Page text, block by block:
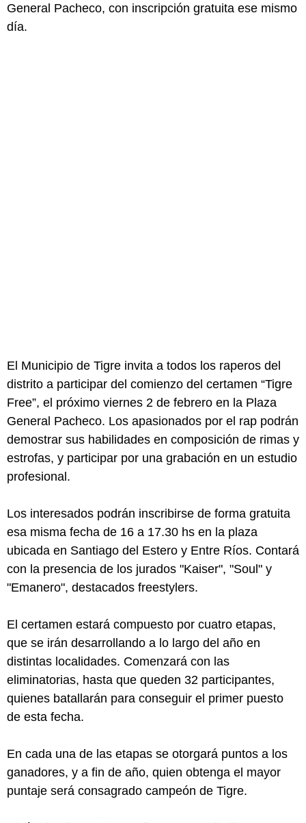
General Pacheco, con inscripción gratuita ese mismo
día.
El Municipio de Tigre invita a todos los raperos del
distrito a participar del comienzo del certamen “Tigre
Free”, el próximo viernes 2 de febrero en la Plaza
General Pacheco. Los apasionados por el rap podrán
demostrar sus habilidades en composición de rimas y
estrofas, y participar por una grabación en un estudio
profesional.
Los interesados podrán inscribirse de forma gratuita
esa misma fecha de 16 a 17.30 hs en la plaza
ubicada en Santiago del Estero y Entre Ríos. Contará
con la presencia de los jurados "Kaiser", "Soul" y
"Emanero", destacados freestylers.
El certamen estará compuesto por cuatro etapas,
que se irán desarrollando a lo largo del año en
distintas localidades. Comenzará con las
eliminatorias, hasta que queden 32 participantes,
quienes batallarán para conseguir el primer puesto
de esta fecha.
En cada una de las etapas se otorgará puntos a los
ganadores, y a fin de año, quien obtenga el mayor
puntaje será consagrado campeón de Tigre.